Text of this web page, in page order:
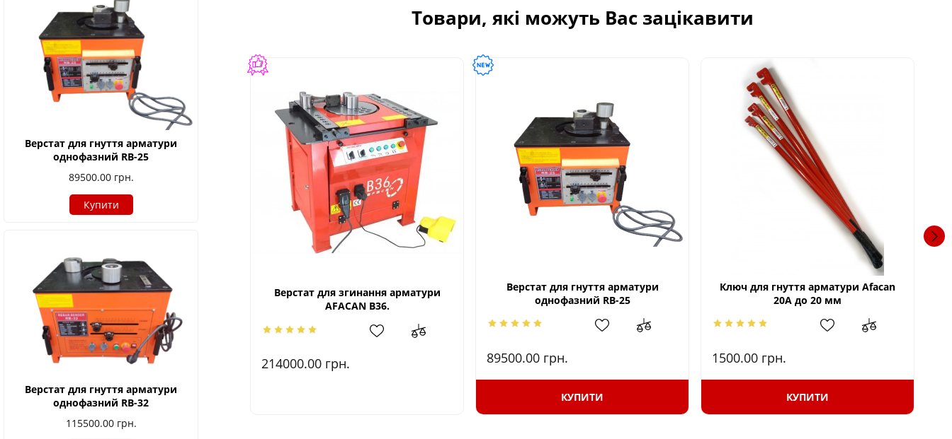
Верстат для гнуття арматури
однофазний RB-25
89500.00 грн.
Купити
Верстат для гнуття арматури
однофазний RB-32
115500.00 грн.
Товари, які можуть Вас зацікавити
Верстат для згинання арматури
AFACAN В36.
214000.00 грн.
Верстат для гнуття арматури
однофазний RB-25
89500.00 грн.
КУПИТИ
Ключ для гнуття арматури Afacan
20А до 20 мм
1500.00 грн.
КУПИТИ